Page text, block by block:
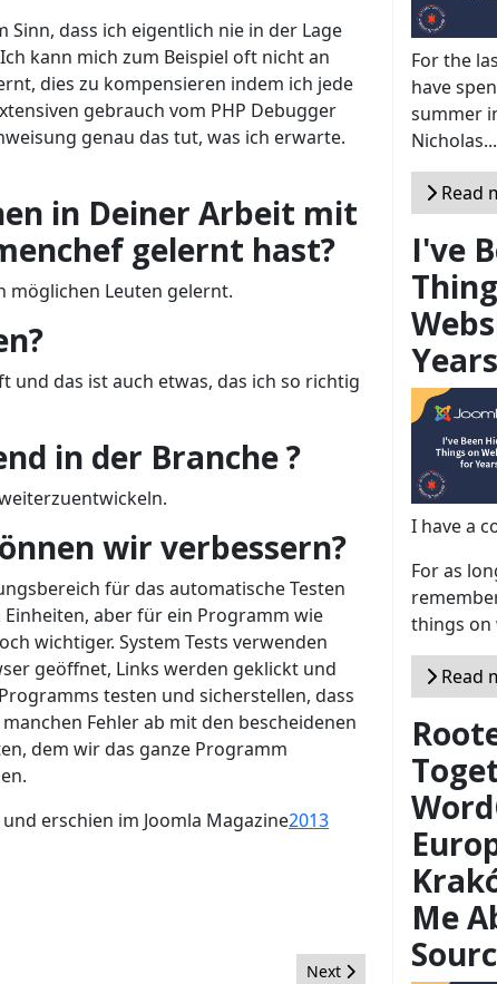
dass ich eigentlich nie in der Lage
kann mich zum Beispiel oft nicht an
dies zu kompensieren indem ich jede
gebrauch vom PHP Debugger
genau das tut, was ich erwarte.
in Deiner Arbeit mit
gelernt hast?
möglichen Leuten gelernt.
und das ist auch etwas, das ich so richtig
in der Branche ?
wir verbessern?
für das automatische Testen
aber für ein Programm wie
wichtiger. System Tests verwenden
geöffnet, Links werden geklickt und
testen und sicherstellen, dass
Fehler ab mit den bescheidenen
dem wir das ganze Programm
erschien im Joomla Magazine2013
Next article: Easy Tips
Next
For the
have
summer
Nicholas...
Read
I've
Years
I have a
For as
things on
Read
Me